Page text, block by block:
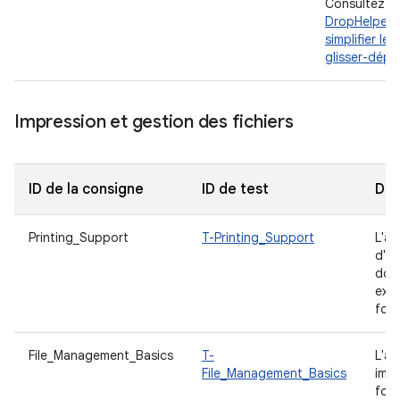
Consultez
DropHelper
simplifier le
glisser-
Impression et gestion des fichiers
ID de la consigne ID de test
Printing_Support T-Printing_Support
File_Management_Basics
T-
File_Management_Basics